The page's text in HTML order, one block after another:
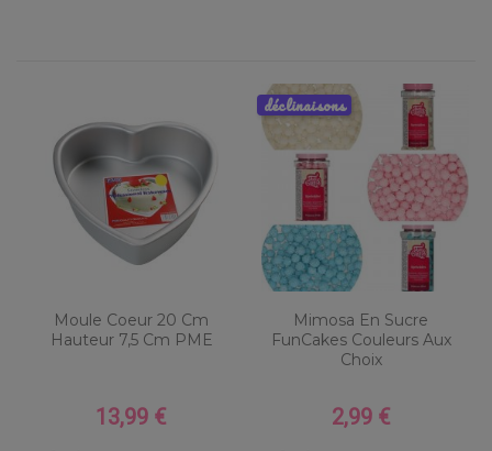
Moule Coeur 20 Cm
Hauteur 7,5 Cm PME
Prix
13,99 €
Mimosa En Sucre
FunCakes Couleurs Aux
Choix
Prix
2,99 €
déclinaisons